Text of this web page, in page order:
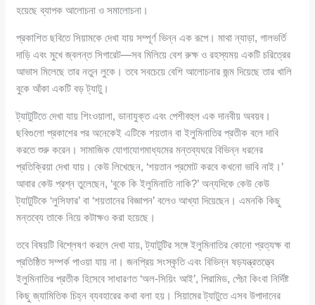
হয়েছে ব্যাপক আলোচনা ও সমালোচনা।
প্রকাশিত ছবিতে সিয়ামকে দেখা যায় সম্পূর্ণ ভিন্ন এক রূপে। মাথা ন্যাড়া, গালভর্তি
দাড়ি এবং মুখে জ্বলন্ত সিগারেট—সব মিলিয়ে বেশ রুক্ষ ও রহস্যময় একটি চরিত্রের
আভাস মিলেছে তার নতুন লুকে। তবে সবচেয়ে বেশি আলোচনার জন্ম দিয়েছে তার খালি
বুকে আঁকা একটি বড় ট্যাটু।
ট্যাটুটিতে দেখা যায় শিংওয়ালা, ডানাযুক্ত এবং পেশীবহুল এক দানবীয় অবয়ব।
ছবিগুলো প্রকাশের পর অনেকেই এটিকে শয়তান বা ইলুমিনাতির প্রতীক বলে দাবি
করতে শুরু করেন। সামাজিক যোগাযোগমাধ্যমের মন্তব্যঘরে বিভিন্ন ধরনের
প্রতিক্রিয়া দেখা যায়। কেউ লিখেছেন, ‘শয়তান প্রমোট করবে কখনো ভাবি নাই।’
আবার কেউ প্রশ্ন তুলেছেন, ‘বুকে কি ইলুমিনাতি নাকি?’ অন্যদিকে কেউ কেউ
ট্যাটুটিকে ‘লুসিফার’ বা ‘শয়তানের বিজ্ঞাপন’ বলেও আখ্যা দিয়েছেন। এমনকি কিছু
মন্তব্যে তাকে নিয়ে কটাক্ষও করা হয়েছে।
তবে বিষয়টি বিশ্লেষণ করলে দেখা যায়, ট্যাটুটির সঙ্গে ইলুমিনাতির কোনো প্রত্যক্ষ বা
প্রতিষ্ঠিত সম্পর্ক পাওয়া যায় না। জনপ্রিয় সংস্কৃতি এবং বিভিন্ন ষড়যন্ত্রতত্ত্বে
ইলুমিনাতির প্রতীক হিসেবে সাধারণত ‘অল-সিয়িং আই’, পিরামিড, পেঁচা কিংবা নির্দিষ্ট
কিছু জ্যামিতিক চিহ্ন ব্যবহারের কথা বলা হয়। সিয়ামের ট্যাটুতে এসব উপাদানের